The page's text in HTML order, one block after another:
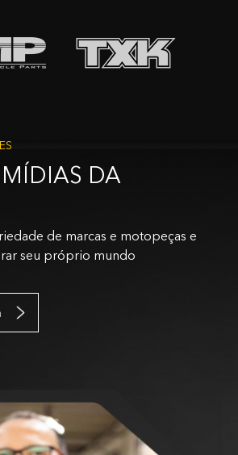
DA
de marcas e motopeças e
seu próprio mundo